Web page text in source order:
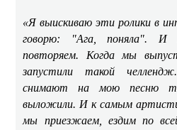
«Я выискиваю эти ролики в
говорю: "Ага, поняла". И
повторяем. Когда мы
запустили такой
снимают на мою песню
выложили. И к самым
мы приезжаем, ездим по